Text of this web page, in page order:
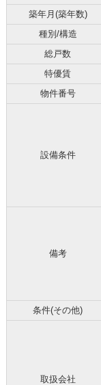
築年月(築年数)
種別/構造
総戸数
特優賃
物件番号
設備条件
備考
条件(その他)
取扱会社